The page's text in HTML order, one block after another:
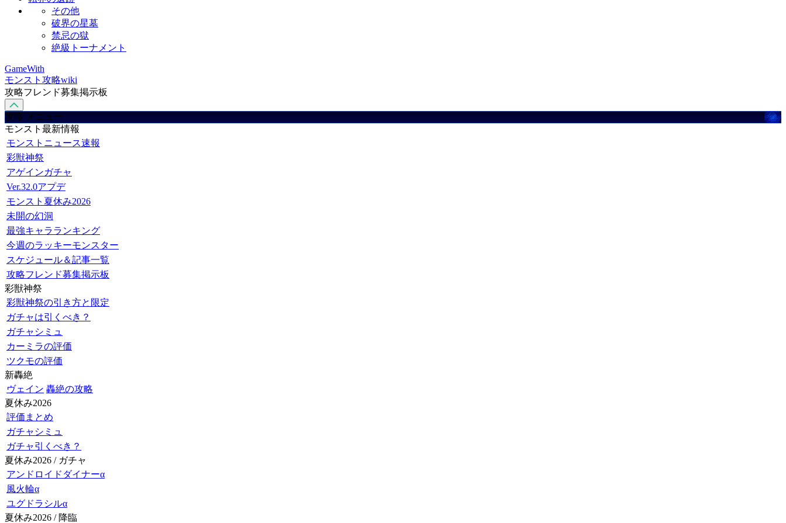
その他
破界の星墓
禁忌の獄
絶級トーナメント
GameWith
モンスト攻略wiki
攻略フレンド募集掲示板
攻略 メニュー
モンスト最新情報
モンストニュース速報
彩獣神祭
アゲインガチャ
Ver.32.0アプデ
モンスト夏休み2026
未開の幻洞
最強キャラランキング
今週のラッキーモンスター
スケジュール＆記事一覧
攻略フレンド募集掲示板
彩獣神祭
彩獣神祭の引き方と限定
ガチャは引くべき？
ガチャシミュ
カーミラの評価
ツクモの評価
新轟絶
ヴェイン 轟絶の攻略
夏休み2026
評価まとめ
ガチャシミュ
ガチャ引くべき？
夏休み2026 / ガチャ
アンドロイドダイナーα
風火輪α
ユグドラシルα
夏休み2026 / 降臨